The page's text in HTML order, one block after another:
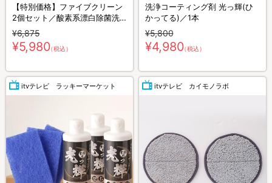
【特別価格】ファイブクリーン
2個セット／酸素系漂白除菌洗
浄剤（送料無料）
¥6,875
¥5,980（税込）
洗浄コーティング剤 光っ輝(ひ
かってる)／1本
¥5,800
¥4,980（税込）
itvテレビ ラッキーマーケット itvテレビ カイモノラボ